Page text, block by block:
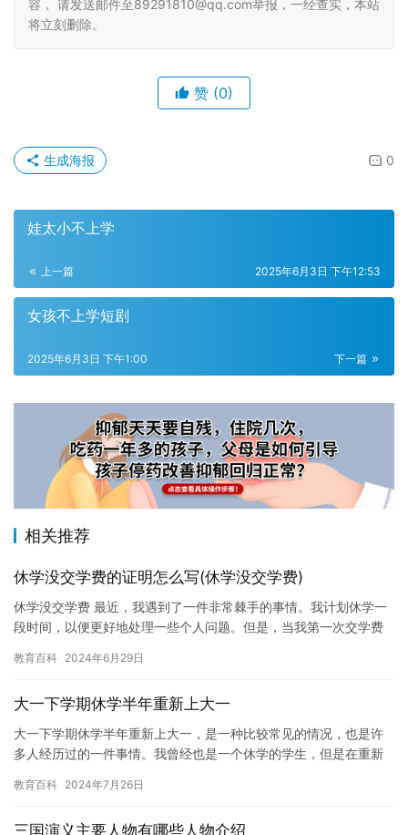
容， 请发送邮件至89291810@qq.com举报，一经查实，本站
将立刻删除。
赞 (0)
0
生成海报
娃太小不上学
上一篇 2025年6月3日 下午12:53
女孩不上学短剧
下一篇
2025年6月3日 下午1:00
相关推荐
休学没交学费的证明怎么写(休学没交学费)
休学没交学费 最近，我遇到了一件非常棘手的事情。我计划休学一
段时间，以便更好地处理一些个人问题。但是，当我第一次交学费
钱，…
教育百科 2024年6月29日
大一下学期休学半年重新上大一
大一下学期休学半年重新上大一，是一种比较常见的情况，也是许
多人经历过的一件事情。我曾经也是一个休学的学生，但是在重新
的时…
教育百科 2024年7月26日
三国演义主要人物有哪些人物介绍